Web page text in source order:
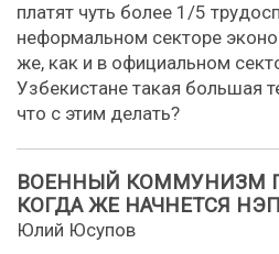
платят чуть более 1/5
неформальном секторе
же, как и в официальном
Узбекистане такая большая
что с этим делать?
ВОЕННЫЙ КОММУНИЗМ
КОГДА ЖЕ НАЧНЕТСЯ
Юлий Юсупов